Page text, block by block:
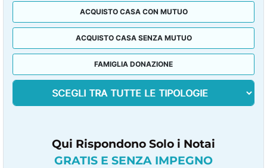
ACQUISTO CASA CON MUTUO
ACQUISTO CASA SENZA MUTUO
FAMIGLIA DONAZIONE
Qui Rispondono Solo i Notai
GRATIS E SENZA IMPEGNO